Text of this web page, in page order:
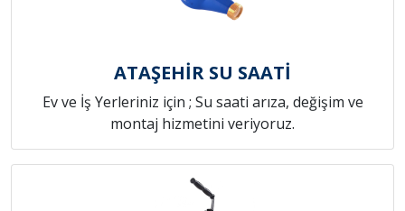
ATAŞEHİR SU SAATİ
Ev ve İş Yerleriniz için ; Su saati arıza, değişim ve
montaj hizmetini veriyoruz.